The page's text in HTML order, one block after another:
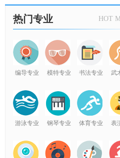
热门专业 HOT
编导专业 模特专业 书法专业 武
游泳专业 钢琴专业 体育专业 表